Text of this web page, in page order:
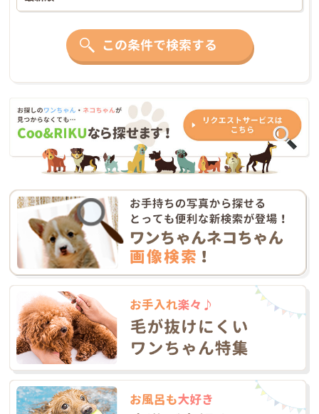
この条件で検索する